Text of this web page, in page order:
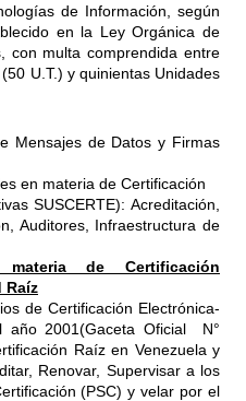
de Información, según
en la Ley Orgánica de
con multa comprendida entre
U.T.) y quinientas Unidades
Mensajes de Datos y Firmas
en materia de Certificación
SUSCERTE): Acreditación,
Auditores, Infraestructura de
de Certificación
Raíz
de Certificación Electrónica-
año 2001(Gaceta Oficial N°
Raíz en Venezuela y
Renovar, Supervisar a los
(PSC) y velar por el